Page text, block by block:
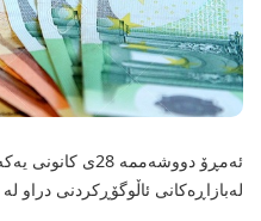
ئەمڕۆ دووشەممە
لەبازاڕەکانی ئاڵوگۆڕکردنی دراو